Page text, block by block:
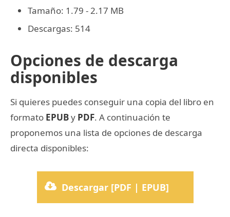
Tamaño: 1.79 - 2.17 MB
Descargas: 514
Opciones de descarga
disponibles
Si quieres puedes conseguir una copia del libro en
formato EPUBy PDF. A continuación te
proponemos una lista de opciones de descarga
directa disponibles:
Descargar [PDF | EPUB]